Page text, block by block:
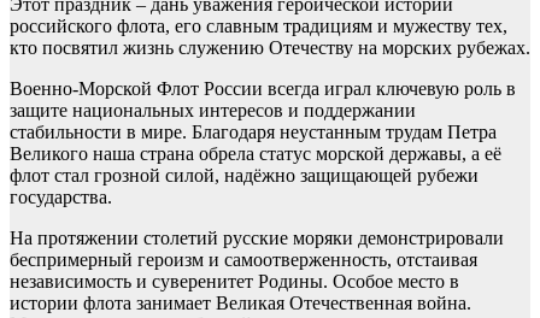
Этот праздник – дань уважения героической истории
российского флота, его славным традициям и мужеству тех,
кто посвятил жизнь служению Отечеству на морских рубежах.
Военно-Морской Флот России всегда играл ключевую роль в
защите национальных интересов и поддержании
стабильности в мире. Благодаря неустанным трудам Петра
Великого наша страна обрела статус морской державы, а её
флот стал грозной силой, надёжно защищающей рубежи
государства.
На протяжении столетий русские моряки демонстрировали
беспримерный героизм и самоотверженность, отстаивая
независимость и суверенитет Родины. Особое место в
истории флота занимает Великая Отечественная война.